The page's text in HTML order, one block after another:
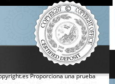
Proporciona una prueba